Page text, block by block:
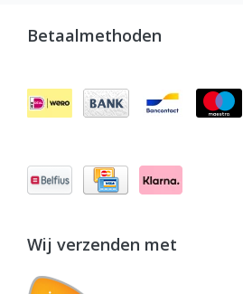
Betaalmethoden
Wij verzenden met